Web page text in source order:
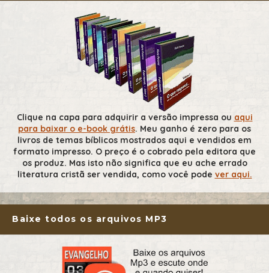
Clique na capa para adquirir a versão impressa ou aqui
para baixar o e-book grátis. Meu ganho é zero para os
livros de temas bíblicos mostrados aqui e vendidos em
formato impresso. O preço é o cobrado pela editora que
os produz. Mas isto não significa que eu ache errado
literatura cristã ser vendida, como você pode ver aqui.
Baixe todos os arquivos MP3